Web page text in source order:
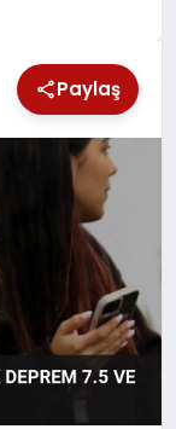
Paylaş